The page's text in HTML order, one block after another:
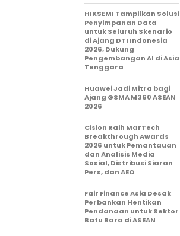
HIKSEMI Tampilkan Solusi
Penyimpanan Data
untuk Seluruh Skenario
di Ajang DTI Indonesia
2026, Dukung
Pengembangan AI di Asia
Tenggara
Huawei Jadi Mitra bagi
Ajang GSMA M360 ASEAN
2026
Cision Raih MarTech
Breakthrough Awards
2026 untuk Pemantauan
dan Analisis Media
Sosial, Distribusi Siaran
Pers, dan AEO
Fair Finance Asia Desak
Perbankan Hentikan
Pendanaan untuk Sektor
Batu Bara di ASEAN